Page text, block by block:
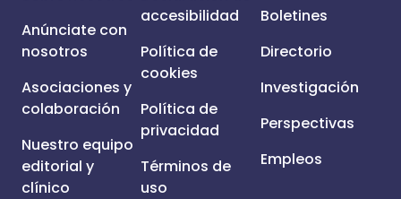
Anúnciate con
nosotros
Asociaciones y
colaboración
Nuestro equipo
editorial y
clínico
accesibilidad
Política de
cookies
Política de
privacidad
Términos de
uso
Boletines
Directorio
Investigación
Perspectivas
Empleos